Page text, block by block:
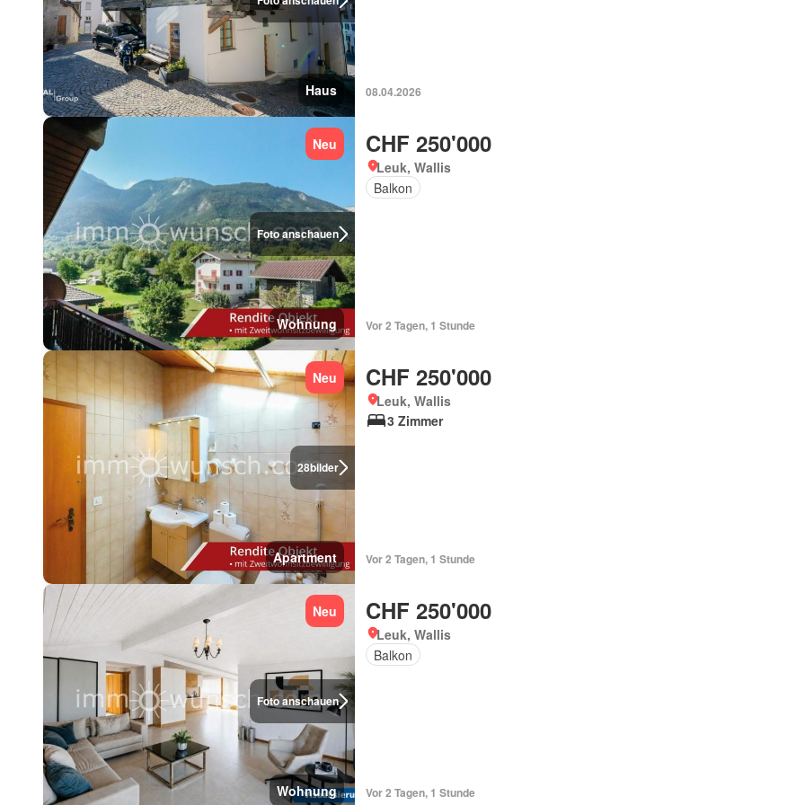
Haus 08.04.2026
Foto anschauen
Neu
Wohnung
CHF 250'000
Leuk, Wallis
Balkon
Vor 2 Tagen, 1 Stunde
28bilder
Neu
Apartment
CHF 250'000
Leuk, Wallis
3 Zimmer
Vor 2 Tagen, 1 Stunde
Foto anschauen
Neu
Wohnung
CHF 250'000
Leuk, Wallis
Balkon
Vor 2 Tagen, 1 Stunde